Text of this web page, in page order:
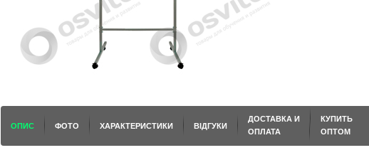
ОПИС ФОТО ХАРАКТЕРИСТИКИ ВІДГУКИ
ДОСТАВКА И
ОПЛАТА
КУПИТЬ
ОПТОМ